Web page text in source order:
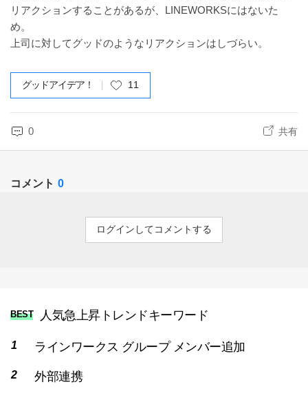
リアクションすることがあるが、LINEWORKSにはないた
め。
上司に対してグッドのようなリアクションはしづらい。
グッドアイデア！ 11
0 共有
コメント 0
ログインしてコメントする
BEST 人気急上昇トレンドキーワード
ラインワークス グループ メンバー追加
外部連携